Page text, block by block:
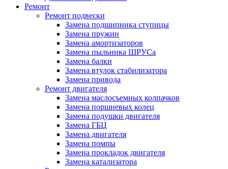
Ремонт
Ремонт подвески
Замена подшипника ступицы
Замена пружин
Замена амортизаторов
Замена пыльника ШРУСа
Замена балки
Замена втулок стабилизатора
Замена привода
Ремонт двигателя
Замена маслосъемных колпачков
Замена поршневых колец
Замена подушки двигателя
Замена ГБЦ
Замена двигателя
Замена помпы
Замена прокладок двигателя
Замена катализатора